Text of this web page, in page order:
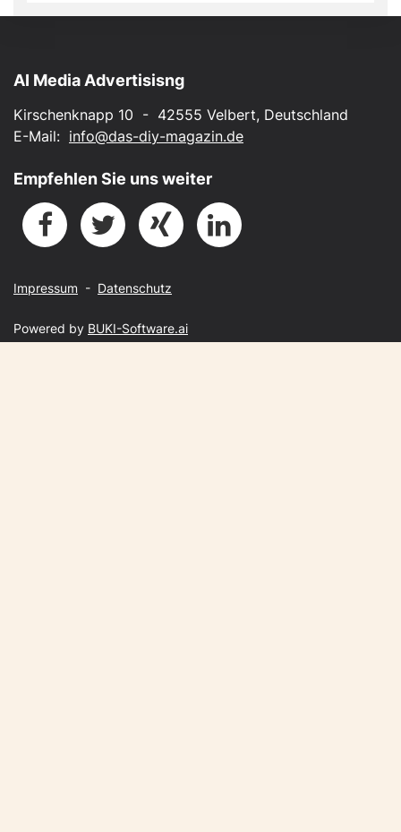
AI Media Advertisisng
Kirschenknapp 10 - 42555 Velbert, Deutschland
E-Mail: info@das-diy-magazin.de
Empfehlen Sie uns weiter
Impressum - Datenschutz
Powered by BUKI-Software.ai